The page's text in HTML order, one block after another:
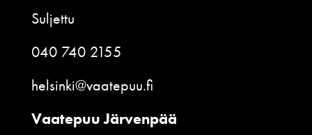
Suljettu
040 740 2155
helsinki@vaatepuu.fi
Vaatepuu Järvenpää